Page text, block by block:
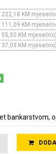
222,18 KM
111,09 KM
55,55 KM mjesečno)
37,03 KM mjesečno)
bankarstvom,